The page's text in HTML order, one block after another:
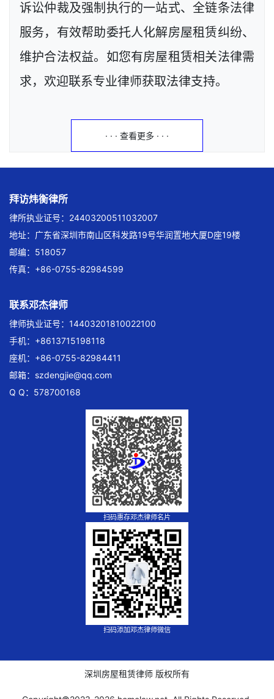
诉讼仲裁及强制执行的一站式、全链条法律
服务，有效帮助委托人化解房屋租赁纠纷、
维护合法权益。如您有房屋租赁相关法律需
求，欢迎联系专业律师获取法律支持。
· · · 查看更多 · · ·
拜访炜衡律所
律所执业证号：24403200511032007
地址：广东省深圳市南山区科发路19号华润置地大厦D座19楼
邮编：518057
传真：+86-0755-82984599
联系邓杰律师
律师执业证号：14403201810022100
手机：+8613715198118
座机：+86-0755-82984411
邮箱： szdengjie@qq.com
Q Q：578700168
扫码惠存邓杰律师名片
扫码添加邓杰律师微信
深圳房屋租赁律师 版权所有